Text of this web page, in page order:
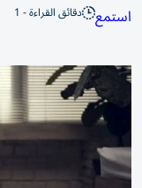
استمع دقائق القراءة - 1